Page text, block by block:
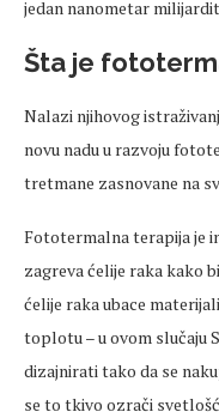
jedan nanometar
Šta je
Nalazi njihovog
novu nadu u razvoju
tretmane zasnovane na
Fototermalna terapija je
zagreva ćelije raka kako
ćelije raka ubace
toplotu – u ovom slučaju
dizajnirati tako da se
se to tkivo ozrači